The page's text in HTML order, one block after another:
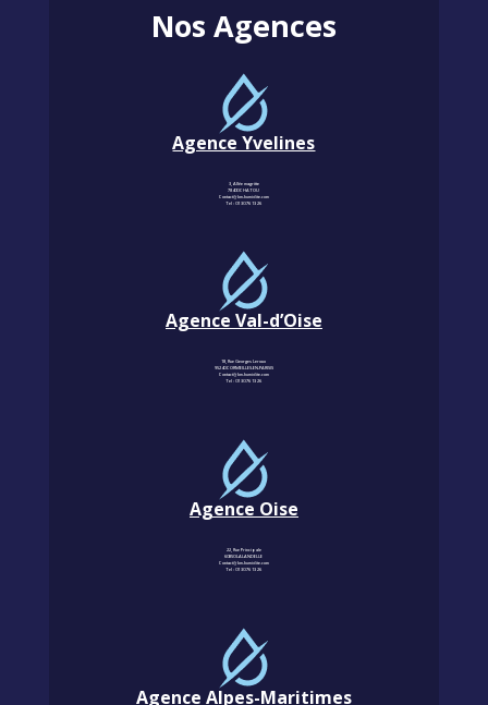
Nos Agences
Agence Yvelines
3, Allée magritte
78400 CHATOU
Contact@km-humidite.com
Tel :01 30 76 13 26
Agence Val-d’Oise
18, Rue Georges Leroux
95240 CORMEILLES-EN-PARISIS
Contact@km-humidite.com
Tel :01 30 76 13 26
Agence Oise
22, Rue Principale
60850 LALANDELLE
Contact@km-humidite.com
Tel :01 30 76 13 26
Agence Alpes-Maritimes